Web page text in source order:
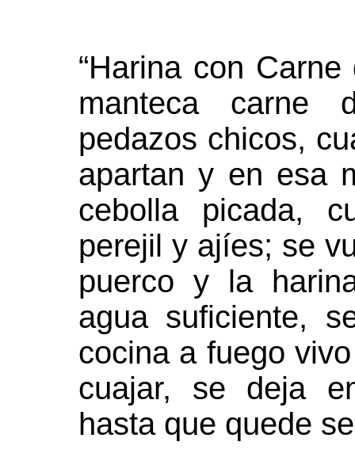
“Harina con
manteca carne
pedazos chicos,
apartan y en esa
cebolla picada,
perejil y ajíes; se
puerco y la
agua suficiente,
cocina a fuego
cuajar, se deja
hasta que quede